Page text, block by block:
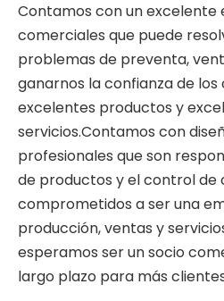
Contamos con un excelente
comerciales que puede
problemas de preventa,
ganarnos la confianza de
excelentes productos y
servicios.Contamos con
profesionales que son
de productos y el control de
comprometidos a ser una
producción, ventas y
esperamos ser un socio
largo plazo para más